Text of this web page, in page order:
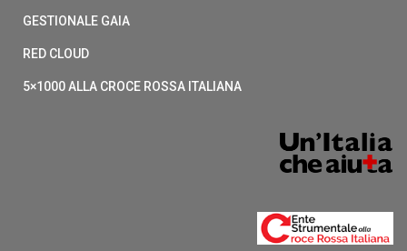
GESTIONALE GAIA
RED CLOUD
5×1000 ALLA CROCE ROSSA ITALIANA